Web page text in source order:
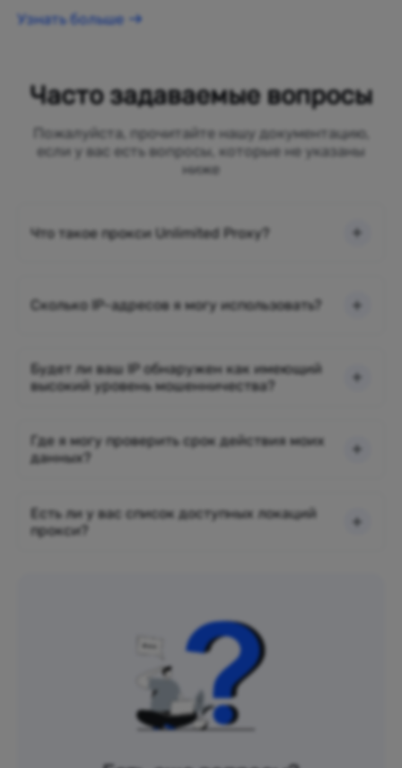
Узнать больше
Часто задаваемые вопросы
Пожалуйста, прочитайте нашу документацию,
если у вас есть вопросы, которые не указаны
ниже
Что такое прокси Unlimited Proxy?
Сколько IP-адресов я могу использовать?
Будет ли ваш IP обнаружен как имеющий
высокий уровень мошенничества?
Где я могу проверить срок действия моих
данных?
Есть ли у вас список доступных локаций
прокси?